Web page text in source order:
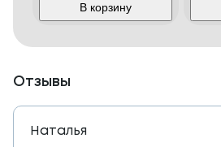
В корзину
Отзывы
Наталья